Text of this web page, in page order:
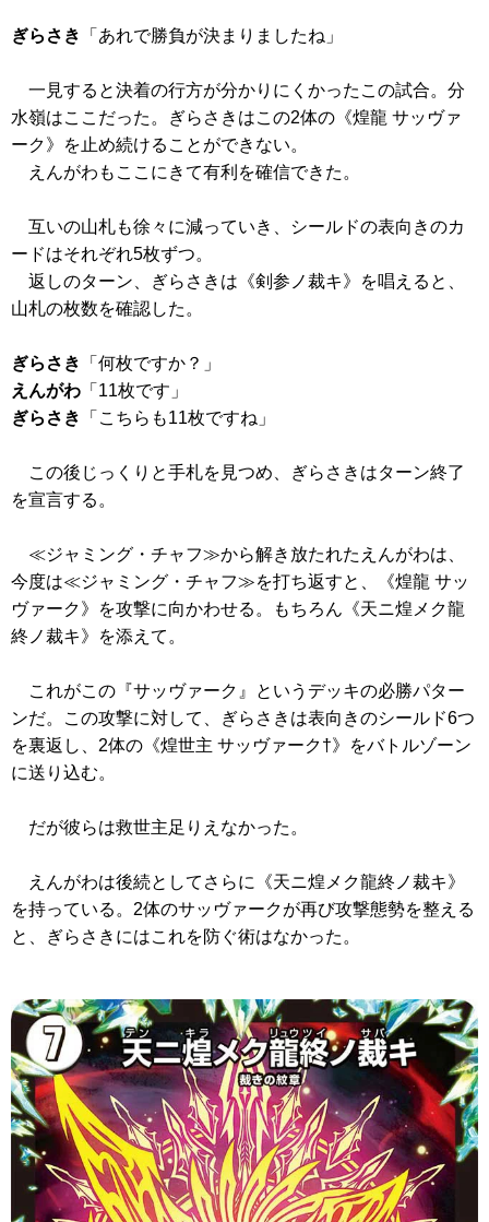
ぎらさき 「あれで勝負が決まりましたね」
一見すると決着の行方が分かりにくかったこの試合。分
水嶺はここだった。ぎらさきはこの2体の 《煌龍 サッヴァ
ーク》
を止め続けることができない。
えんがわもここにきて有利を確信できた。
互いの山札も徐々に減っていき、シールドの表向きのカ
ードはそれぞれ5枚ずつ。
返しのターン、ぎらさきは 《剣参ノ裁キ》
を唱えると、
山札の枚数を確認した。
ぎらさき
「何枚ですか？」
えんがわ 「11枚です」
ぎらさき
「こちらも11枚ですね」
この後じっくりと手札を見つめ、ぎらさきはターン終了
を宣言する。
≪ジャミング・チャフ≫から解き放たれたえんがわは、
今度は≪ジャミング・チャフ≫を打ち返すと、
《煌龍 サッ
ヴァーク》
を攻撃に向かわせる。もちろん 《天ニ煌メク龍
終ノ裁キ》
を添えて。
これがこの『サッヴァーク』というデッキの必勝パター
ンだ。この攻撃に対して、ぎらさきは表向きのシールド6つ
を裏返し、2体の 《煌世主 サッヴァーク†》
をバトルゾーン
に送り込む。
だが彼らは救世主足りえなかった。
えんがわは後続としてさらに
《天ニ煌メク龍終ノ裁キ》
を持っている。2体のサッヴァークが再び攻撃態勢を整える
と、ぎらさきにはこれを防ぐ術はなかった。